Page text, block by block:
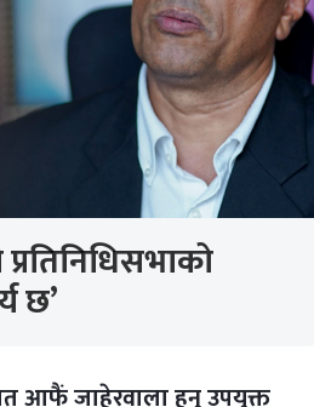
छ’
आफैं जाहेरवाला हुनु उपयुक्त